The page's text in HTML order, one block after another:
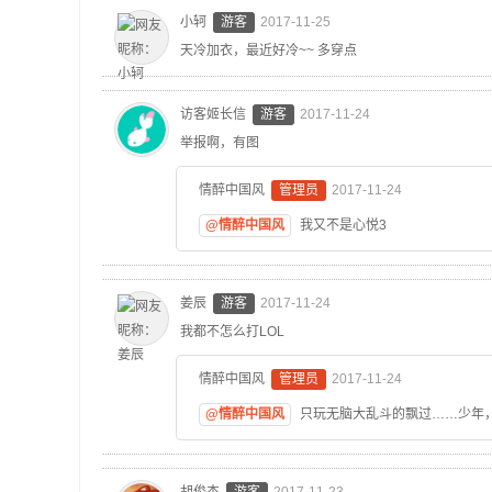
小轲 游客
2017-11-25
天冷加衣，最近好冷~~ 多穿点
访客姬长信 游客
2017-11-24
举报啊，有图
情醉中国风 管理员 2017-11-24
@情醉中国风 我又不是心悦3
姜辰 游客
2017-11-24
我都不怎么打LOL
情醉中国风 管理员 2017-11-24
@情醉中国风 只玩无脑大乱斗的飘过……少年